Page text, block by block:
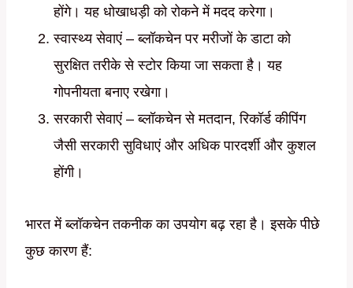
होंगे। यह धोखाधड़ी को रोकने में मदद करेगा।
स्वास्थ्य सेवाएं – ब्लॉकचेन पर मरीजों के डाटा को
सुरक्षित तरीके से स्टोर किया जा सकता है। यह
गोपनीयता बनाए रखेगा।
सरकारी सेवाएं – ब्लॉकचेन से मतदान, रिकॉर्ड कीपिंग
जैसी सरकारी सुविधाएं और अधिक पारदर्शी और कुशल
होंगी।
भारत में ब्लॉकचेन तकनीक का उपयोग बढ़ रहा है। इसके पीछे
कुछ कारण हैं: